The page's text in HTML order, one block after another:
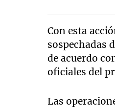
Con esta
sospechadas
de acuerdo
oficiales del
Las